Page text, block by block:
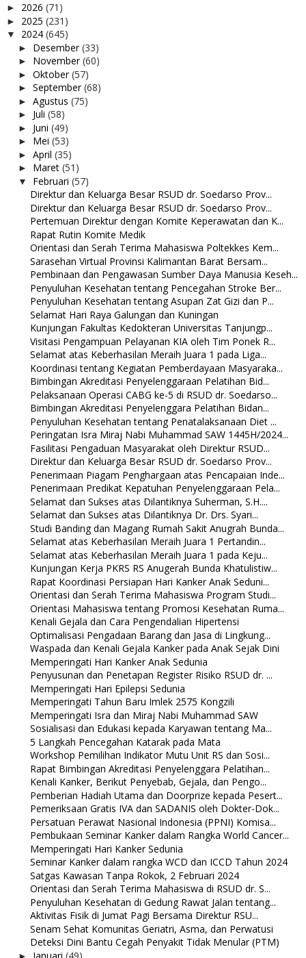
► 2026 (71)
► 2025 (231)
▼ 2024 (645)
► Desember(33)
► November(60)
► Oktober(57)
► September(68)
► Agustus (75)
► Juli (58)
► Juni (49)
► Mei (53)
► April (35)
► Maret (51)
▼ Februari (57)
Direktur dan Keluarga Besar RSUD dr. Soedarso Prov...
Direktur dan Keluarga Besar RSUD dr. Soedarso Prov...
Pertemuan Direktur dengan Komite Keperawatan dan K...
Rapat Rutin Komite Medik
Orientasi dan Serah Terima Mahasiswa Poltekkes Kem...
Sarasehan Virtual Provinsi Kalimantan Barat Bersam...
Pembinaan dan Pengawasan Sumber Daya Manusia Keseh...
Penyuluhan Kesehatan tentang Pencegahan Stroke Ber...
Penyuluhan Kesehatan tentang Asupan Zat Gizi dan P...
Selamat Hari Raya Galungan dan Kuningan
Kunjungan Fakultas Kedokteran Universitas Tanjungp...
Visitasi Pengampuan Pelayanan KIA oleh Tim Ponek R...
Selamat atas Keberhasilan Meraih Juara 1 pada Liga...
Koordinasi tentang Kegiatan Pemberdayaan Masyaraka...
Bimbingan Akreditasi Penyelenggaraan Pelatihan Bid...
Pelaksanaan Operasi CABG ke-5 di RSUD dr. Soedarso...
Bimbingan Akreditasi Penyelenggara Pelatihan Bidan...
Penyuluhan Kesehatan tentang Penatalaksanaan Diet ...
Peringatan Isra Miraj Nabi Muhammad SAW 1445H/2024...
Fasilitasi Pengaduan Masyarakat oleh Direktur RSUD...
Direktur dan Keluarga Besar RSUD dr. Soedarso Prov...
Penerimaan Piagam Penghargaan atas Pencapaian Inde...
Penerimaan Predikat Kepatuhan Penyelenggaraan Pela...
Selamat dan Sukses atas Dilantiknya Suherman, S.H....
Selamat dan Sukses atas Dilantiknya Dr. Drs. Syari...
Studi Banding dan Magang Rumah Sakit Anugrah Bunda...
Selamat atas Keberhasilan Meraih Juara 1 Pertandin...
Selamat atas Keberhasilan Meraih Juara 1 pada Keju...
Kunjungan Kerja PKRS RS Anugerah Bunda Khatulistiw...
Rapat Koordinasi Persiapan Hari Kanker Anak Seduni...
Orientasi dan Serah Terima Mahasiswa Program Studi...
Orientasi Mahasiswa tentang Promosi Kesehatan Ruma...
Kenali Gejala dan Cara Pengendalian Hipertensi
Optimalisasi Pengadaan Barang dan Jasa di Lingkung...
Waspada dan Kenali Gejala Kanker pada Anak Sejak Dini
Memperingati Hari Kanker Anak Sedunia
Penyusunan dan Penetapan Register Risiko RSUD dr. ...
Memperingati Hari Epilepsi Sedunia
Memperingati Tahun Baru Imlek 2575 Kongzili
Memperingati Isra dan Miraj Nabi Muhammad SAW
Sosialisasi dan Edukasi kepada Karyawan tentang Ma...
5 Langkah Pencegahan Katarak pada Mata
Workshop Pemilihan Indikator Mutu Unit RS dan Sosi...
Rapat Bimbingan Akreditasi Penyelenggara Pelatihan...
Kenali Kanker, Berikut Penyebab, Gejala, dan Pengo...
Pemberian Hadiah Utama dan Doorprize kepada Pesert...
Pemeriksaan Gratis IVA dan SADANIS oleh Dokter-Dok...
Persatuan Perawat Nasional Indonesia (PPNI) Komisa...
Pembukaan Seminar Kanker dalam Rangka World Cancer...
Memperingati Hari Kanker Sedunia
Seminar Kanker dalam rangka WCD dan ICCD Tahun 2024
Satgas Kawasan Tanpa Rokok, 2 Februari 2024
Orientasi dan Serah Terima Mahasiswa di RSUD dr. S...
Penyuluhan Kesehatan di Gedung Rawat Jalan tentang...
Aktivitas Fisik di Jumat Pagi Bersama Direktur RSU...
Senam Sehat Komunitas Geriatri, Asma, dan Perwatusi
Deteksi Dini Bantu Cegah Penyakit Tidak Menular (PTM)
► Januari (49)